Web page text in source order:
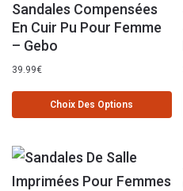
Sandales Compensées
En Cuir Pu Pour Femme
– Gebo
39.99€
Choix Des Options